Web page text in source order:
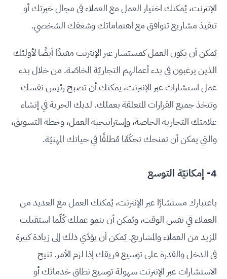
الإنترنت، يُمكنك اختيار العمل مع العملاء في مجال خبرتك أو
تنفيذ مشاريع تتوافق مع اهتماماتك وشغفك الشخصي.
يُمكن أن يكون العمل كمستشار عبر الإنترنت مفيدًا أيضًا لأولئك
الذين يرغبون في بدء أعمالهم التجاريّة الخاصّة. من خلال بدء
عمل استشارات عبر الإنترنت، يمكنك أن تصبح رئيس نفسك
وتتخذ جميع القرارات المتعلقة بعملك. لديك الحرية في إنشاء
علامتك التجارية الخاصة، وإستراتيجية العمل، وخطة التسويق،
والتي يمكن أن تمنحك تحكّمًا مُطلقًا في حياتك المهنيّة.
4- إمكانيّة التوسع
باعتبارك مستشارًا عبر الإنترنت، يُمكنك العمل مع العديد من
العملاء في نفس الوقت، ويُمكن أن ينمو عملك كُلّما استقبلت
المزيد من العملاء والمشاريع. يُمكن أن يؤدّي ذلك إلى زيادة كبيرة
في الدخل والقدرة على توسيع فريقك إذا لزم الأمر. تتيح
الاستشارات عبر الإنترنت سهولة توسيع نطاق خدماتك أو